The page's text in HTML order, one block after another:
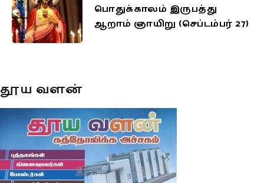
பொதுக்காலம் இருபத்து
ஆறாம் ஞாயிறு (செப்டம்பர் 27)
தூய வளன்